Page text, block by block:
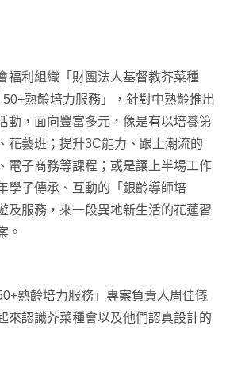
福利組織「財團法人基督教芥菜種
熟齡培力服務」，針對中熟齡推出
動，面向豐富多元，像是有以培養第
花藝班；提升3C能力、跟上潮流的
電子商務等課程；或是讓上半場工作
學子傳承、互動的「銀齡導師培
及服務，來一段異地新生活的花蓮習
。
熟齡培力服務」專案負責人周佳儀
來認識芥菜種會以及他們認真設計的